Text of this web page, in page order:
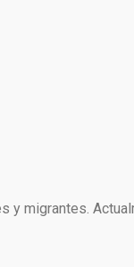
migrantes.